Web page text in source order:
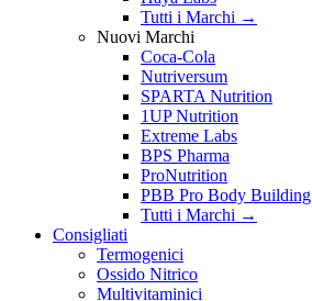
Tutti i Marchi →
Nuovi Marchi
Coca-Cola
Nutriversum
SPARTA Nutrition
1UP Nutrition
Extreme Labs
BPS Pharma
ProNutrition
PBB Pro Body Building
Tutti i Marchi →
Consigliati
Termogenici
Ossido Nitrico
Multivitaminici